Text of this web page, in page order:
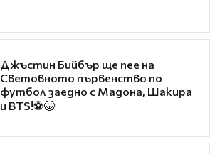
Джъстин Бийбър ще пее на
Световното първенство по
футбол заедно с Мадона, Шакира
и BTS!⚽🤩